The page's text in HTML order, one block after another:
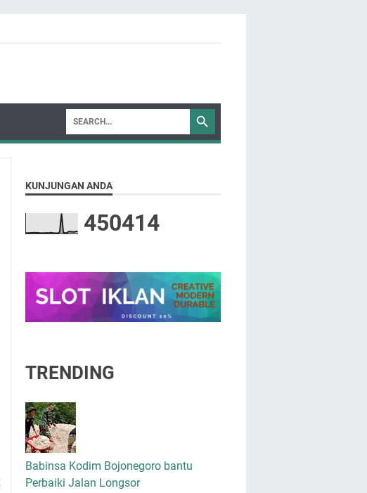
KUNJUNGAN ANDA
450414
TRENDING
Babinsa Kodim Bojonegoro bantu
Perbaiki Jalan Longsor